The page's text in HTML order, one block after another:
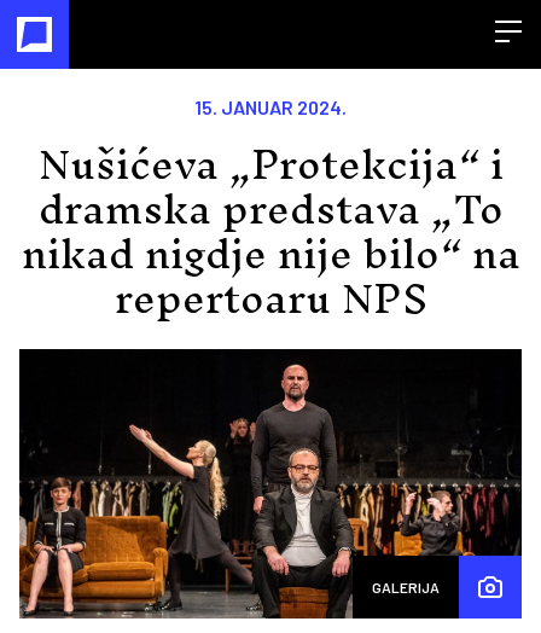
15. JANUAR 2024.
Nušićeva „Protekcija“ i
dramska predstava „To
nikad nigdje nije bilo“ na
repertoaru NPS
GALERIJA